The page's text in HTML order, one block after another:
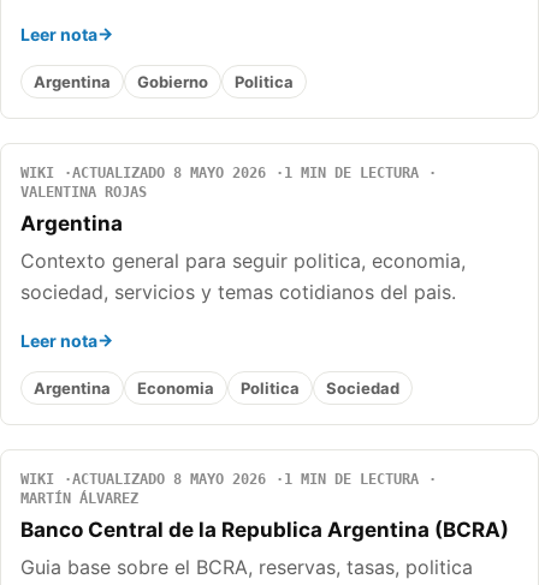
Leer nota
Argentina Gobierno Politica
WIKI ACTUALIZADO 8 MAYO 2026
1 MIN DE LECTURA
VALENTINA ROJAS
Argentina
Contexto general para seguir politica, economia,
sociedad, servicios y temas cotidianos del pais.
Leer nota
Argentina Economia Politica Sociedad
WIKI ACTUALIZADO 8 MAYO 2026
1 MIN DE LECTURA
MARTÍN ÁLVAREZ
Banco Central de la Republica Argentina (BCRA)
Guia base sobre el BCRA, reservas, tasas, politica